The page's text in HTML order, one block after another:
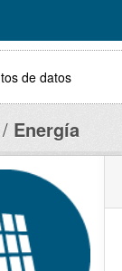
de datos
Energía